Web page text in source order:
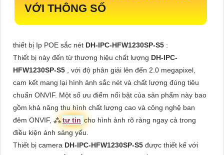
VỚI THÔNG SỐ
thiết bị Ip POE sắc nét DH-IPC-HFW1230SP-S5 :
Thiết bị này đến từ thương hiệu chất lượng DH-IPC-
HFW1230SP-S5
, với độ phân giải lên đến 2.0 megapixel,
cam kết mang lại hình ảnh sắc nét và chất lượng đúng tiêu
chuẩn ONVIF. Một số ưu điểm nổi bật của sản phẩm này bao
gồm khả năng thu hình chất lượng cao và công nghệ ban
đêm ONVIF, ⁂tự tin cho hình ảnh rõ ràng ngay cả trong
điều kiện ánh sáng yếu.
Thiết bị camera DH-IPC-HFW1230SP-S5 được thiết kế với